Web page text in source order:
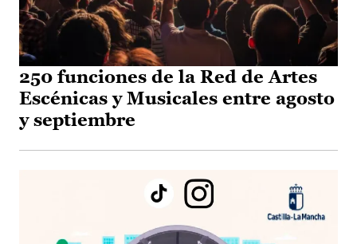
250 funciones de la Red de Artes
Escénicas y Musicales entre agosto
y septiembre